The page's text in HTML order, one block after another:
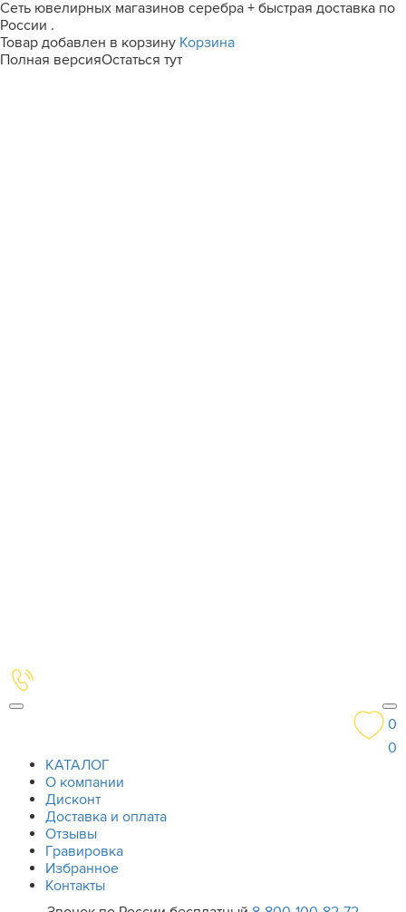
Сеть ювелирных магазинов серебра + быстрая доставка по
России .
Товар добавлен в корзину Корзина
Полная версияОстаться тут
0
0
КАТАЛОГ
О компании
Дисконт
Доставка и оплата
Отзывы
Гравировка
Избранное
Контакты